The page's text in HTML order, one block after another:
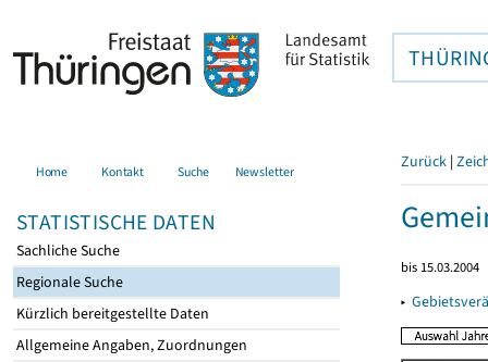
Home Kontakt Suche Newsletter
STATISTISCHE DATEN
Sachliche Suche
Regionale Suche
Kürzlich bereitgestellte Daten
Allgemeine Angaben, Zuordnungen
Zurück |
bis 15.03.2004
▸